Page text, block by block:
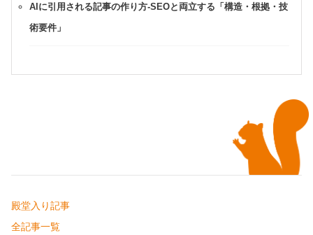
AIに引用される記事の作り方-SEOと両立する「構造・根拠・技
術要件」
殿堂入り記事
全記事一覧